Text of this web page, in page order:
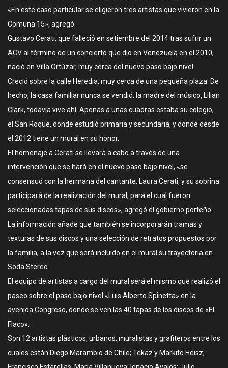
«En este caso particular se eligieron tres artistas que vivieron en la
Comuna 15», agregó.
Gustavo Cerati, que falleció en setiembre del 2014 tras sufrir un
ACV al término de un concierto que dio en Venezuela en el 2010,
nació en Villa Ortúzar, muy cerca del nuevo paso bajo nivel.
Creció sobre la calle Heredia, muy cerca de una pequeña plaza. De
hecho, la casa familiar nunca se vendió: la madre del músico, Lilian
Clark, todavía vive ahí. Apenas a unas cuadras estaba su colegio,
el San Roque, donde estudió primaria y secundaria, y donde desde
el 2012 tiene un mural en su honor.
El homenaje a Cerati se llevará a cabo a través de una
intervención que se hará en el nuevo paso bajo nivel, «se
consensuó con la hermana del cantante, Laura Cerati, y su sobrina
participará de la realización del mural, para el cual fueron
seleccionadas tapas de sus discos», agregó el gobierno porteño.
La información añade que también se incorporarán tramas y
texturas de sus discos y una selección de retratos propuestos por
la familia, a la vez que será incluido en el mural su trayectoria en
Soda Stereo.
El equipo de artistas a cargo del mural será el mismo que realizó el
paseo sobre el paso bajo nivel «Luis Alberto Spinetta» en la
avenida Congreso, donde se ven las 40 tapas de los discos de «El
Flaco».
Son 12 artistas plásticos, urbanos, muralistas y grafiteros entre los
cuales están Diego Marambio de Chile; Tekaz y Markito Heisz;